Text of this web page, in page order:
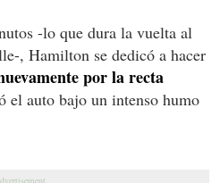
-lo que dura la vuelta al
, Hamilton se dedicó a hacer
por la recta
el auto bajo un intenso humo